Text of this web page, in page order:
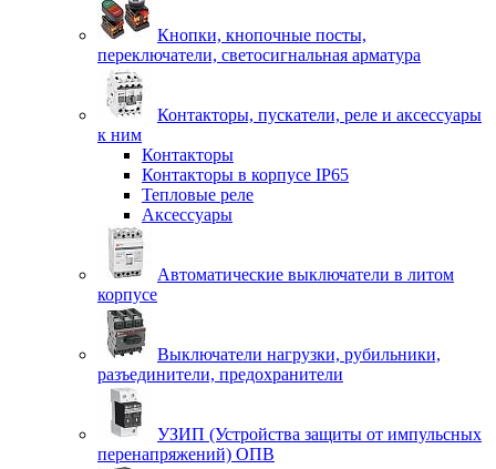
Кнопки, кнопочные посты,
переключатели, светосигнальная арматура
Контакторы, пускатели, реле и аксессуары
к ним
Контакторы
Контакторы в корпусе IP65
Тепловые реле
Аксессуары
Автоматические выключатели в литом
корпусе
Выключатели нагрузки, рубильники,
разъединители, предохранители
УЗИП (Устройства защиты от импульсных
перенапряжений) ОПВ